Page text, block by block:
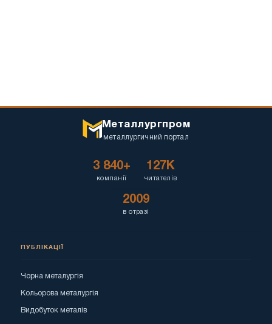
Металлургпром
металлургичний портал
3 840+
компанії
127K
читателів
2009
в отразі
ПУБЛІКАЦІЇ
Чорна металургія
Кольорова металургія
Видобуток металів